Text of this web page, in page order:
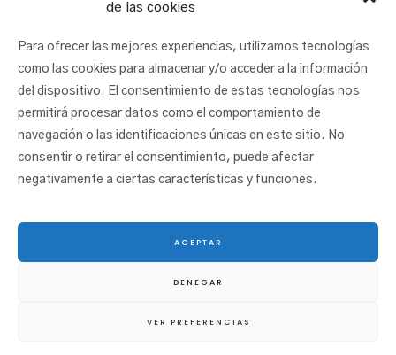
de las cookies
Para ofrecer las mejores experiencias, utilizamos tecnologías
como las cookies para almacenar y/o acceder a la información
del dispositivo. El consentimiento de estas tecnologías nos
permitirá procesar datos como el comportamiento de
navegación o las identificaciones únicas en este sitio. No
consentir o retirar el consentimiento, puede afectar
negativamente a ciertas características y funciones.
ACEPTAR
DENEGAR
VER PREFERENCIAS
Aviso legal|